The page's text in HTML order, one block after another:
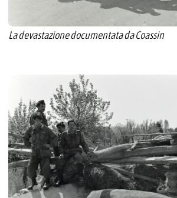
La devastazione documentata da Coassin